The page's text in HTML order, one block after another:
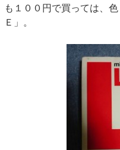
も１００円で買っては、
Ｅ」。